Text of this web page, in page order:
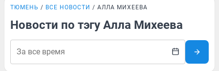
ТЮМЕНЬ ВСЕ НОВОСТИ АЛЛА МИХЕЕВА
Новости по тэгу Алла Михеева